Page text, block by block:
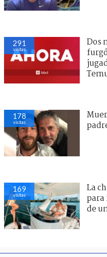
291
visitas
Dos
178
visitas
169
visitas
La
para
de